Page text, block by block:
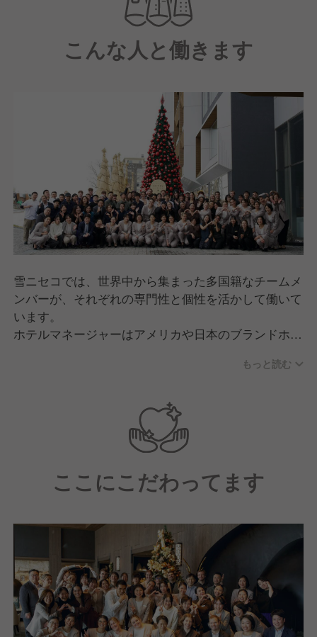
こんな人と働きます
雪ニセコでは、世界中から集まった多国籍なチームメ
ンバーが、それぞれの専門性と個性を活かして働いて
います。
ホテルマネージャーはアメリカや日本のブランドホテ
と、日本のおもてなしへの深い理解をあわせ持つリー
そんな彼女のもとで働くことで、一流のホスピタリテ
ィを身近で学び、現場で実践することができます。
ラグジュアリーホスピタリティに対する高い意識を持
ちながらも、現場の雰囲気はとてもフラット。
役職や年齢に関係なくファーストネームで呼び合い、
ムです。
スタッフ同士の信頼関係が強く、「もっとこうしたら
良くなる」といった声も日常的に飛び交います。
プロフェッショナルでありながら人間らしく、安心し
て自分らしく働ける環境が、雪ニセコの魅力のひとつ
もっと読む
ここにこだわってます